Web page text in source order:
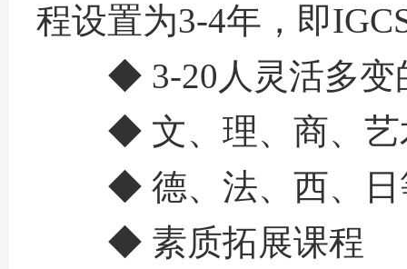
程设置为3-4年，即
◆ 3-20人灵活多变
◆ 文、理、商、艺
◆ 德、法、西、日
◆ 素质拓展课程